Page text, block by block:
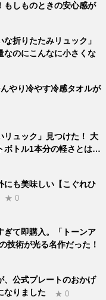
もしものときの安心感が
折りたたみリュック」
なのにこんなに小さくな
やり冷やす冷感タオルが
リュック」見つけた！ 大
ボトル1本分の軽さとは…
にも美味しい【こぐれひ
★ 0
ぎて即購入。「トーンア
技術が光る名作だった！
、公式プレートのおかげ
なりました
★ 0